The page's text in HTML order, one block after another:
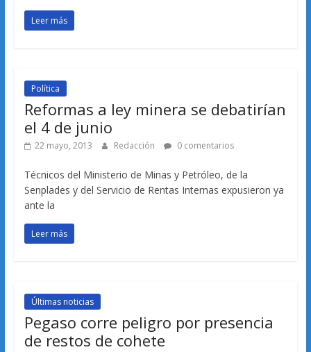
Leer más
Política
Reformas a ley minera se debatirían
el 4 de junio
22 mayo, 2013 Redacción 0 comentarios
Técnicos del Ministerio de Minas y Petróleo, de la
Senplades y del Servicio de Rentas Internas expusieron ya
ante la
Leer más
Últimas noticias
Pegaso corre peligro por presencia
de restos de cohete